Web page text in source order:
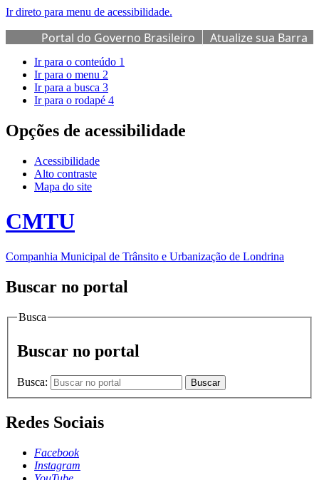
Ir direto para menu de acessibilidade.
Portal do Governo Brasileiro
Atualize sua Barra
de Governo
Ir para o conteúdo 1
Ir para o menu 2
Ir para a busca 3
Ir para o rodapé 4
Opções de acessibilidade
Acessibilidade
Alto contraste
Mapa do site
CMTU
Companhia Municipal de Trânsito e Urbanização de Londrina
Buscar no portal
Busca
Buscar no portal
Busca: Buscar
Redes Sociais
Facebook
Instagram